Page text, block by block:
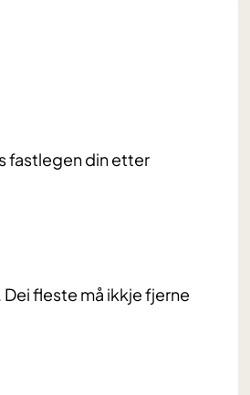
fastlegen din etter
fleste må ikkje fjerne